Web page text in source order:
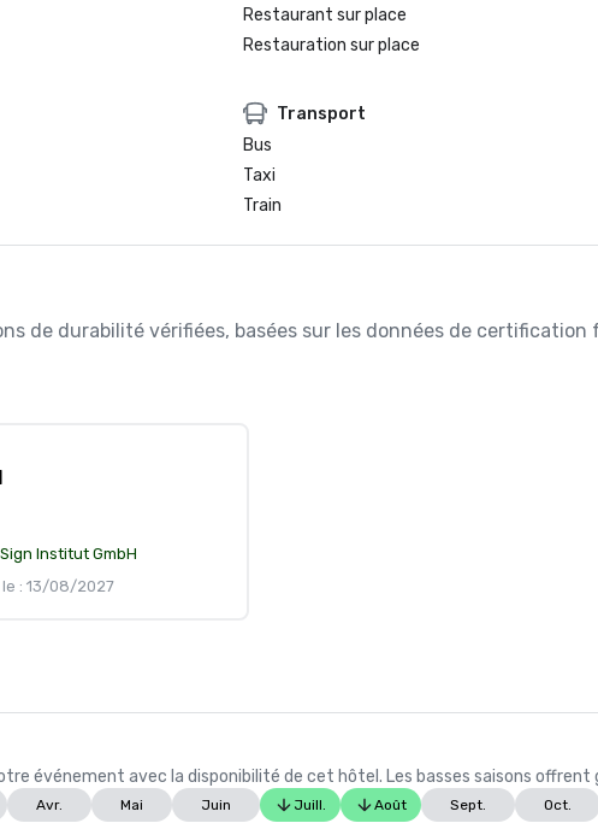
Restaurant sur place
Restauration sur place
Transport
Bus
Taxi
Train
de durabilité vérifiées, basées sur les données de
Institut GmbH
le : 13/08/2027
événement avec la disponibilité de cet hôtel. Les basses saisons
Avr. Mai Juin Juill. Août Sept. Oct.